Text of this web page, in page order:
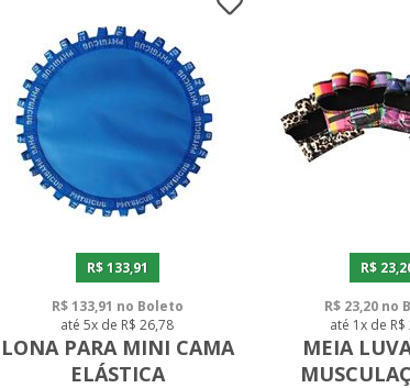
R$ 133,91
R$ 133,91 no Boleto
até 5x de R$ 26,78
LONA PARA MINI CAMA
ELÁSTICA
R$
R$ 23,20 no
até 1x de R$
MEIA